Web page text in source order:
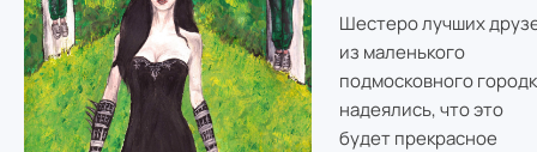
Шестеро лучших
из маленького
подмосковного
надеялись, что это
будет прекрасное